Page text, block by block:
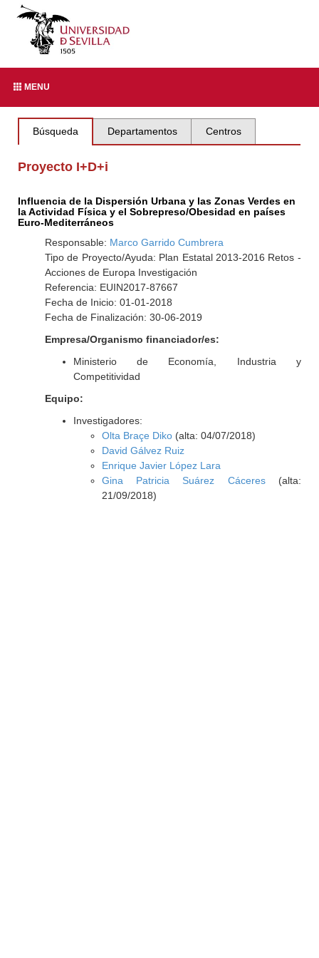
MENU
Búsqueda Departamentos Centros
Proyecto I+D+i
Influencia de la Dispersión Urbana y las Zonas Verdes en
la Actividad Física y el Sobrepreso/Obesidad en países
Euro-Mediterráneos
Responsable: Marco Garrido Cumbrera
Tipo de Proyecto/Ayuda: Plan Estatal 2013-2016 Retos -
Acciones de Europa Investigación
Referencia: EUIN2017-87667
Fecha de Inicio: 01-01-2018
Fecha de Finalización: 30-06-2019
Empresa/Organismo financiador/es:
Ministerio de Economía, Industria y
Competitividad
Equipo:
Investigadores:
Olta Braçe Diko(alta: 04/07/2018)
David Gálvez Ruiz
Enrique Javier López Lara
Gina Patricia Suárez Cáceres(alta:
21/09/2018)